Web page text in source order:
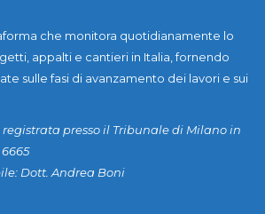
che monitora quotidianamente lo
appalti e cantieri in Italia, fornendo
sulle fasi di avanzamento dei lavori e sui
presso il Tribunale di Milano in
Dott. Andrea Boni